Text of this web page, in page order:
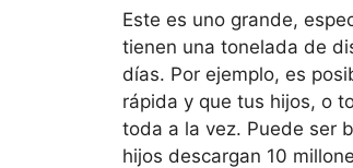
Este es uno grande,
tienen una tonelada de
días. Por ejemplo, es
rápida y que tus hijos, o
toda a la vez. Puede ser
hijos descargan 10